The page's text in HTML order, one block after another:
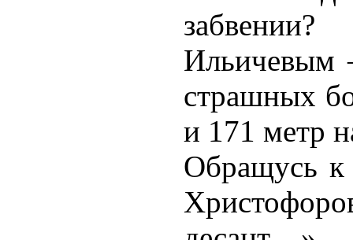
Ильичевым
страшных
и 171 метр
Обращусь к